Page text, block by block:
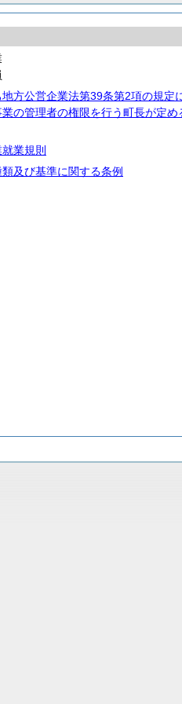
方公営企業法第39条第2項の規定
の管理者の権限を行う町長が定め
業規則
及び基準に関する条例